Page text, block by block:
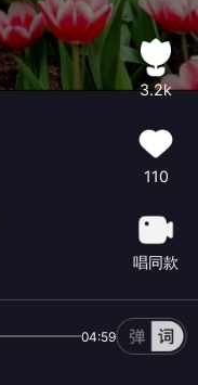
3.2k
110
唱同款
04:59